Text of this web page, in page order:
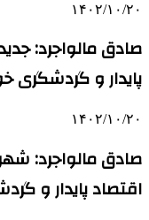
۱۴۰۲/۱۰/۲۰
صادق مالواجرد:
پایدار و گردشگری
۱۴۰۲/۱۰/۲۰
صادق مالواجرد:
اقتصاد پایدار و